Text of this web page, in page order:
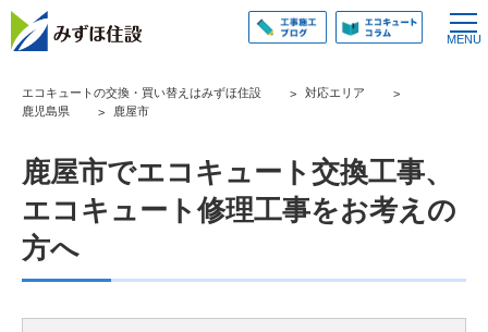
エコキュートの交換・買い替えはみずほ住設
対応エリア
鹿児島県
鹿屋市
鹿屋市でエコキュート交換工事、
エコキュート修理工事をお考えの
方へ